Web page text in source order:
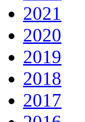
2021
2020
2019
2018
2017